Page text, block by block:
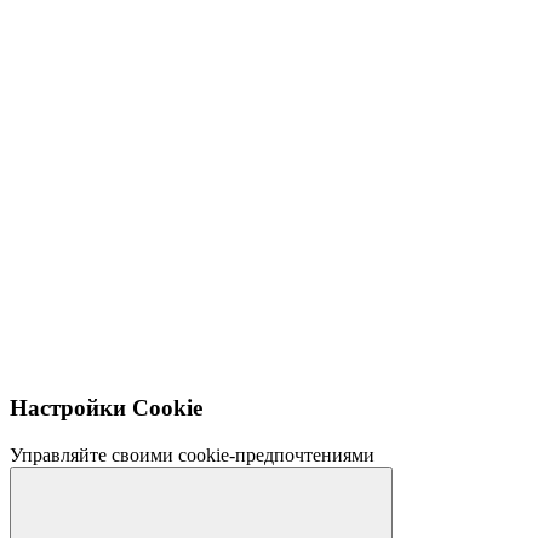
Настройки Cookie
Управляйте своими cookie-предпочтениями